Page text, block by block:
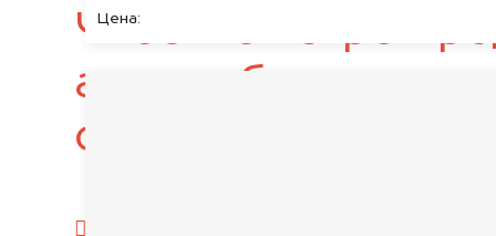
Цена:
Чтобы быстро
автомобиль,
следующие